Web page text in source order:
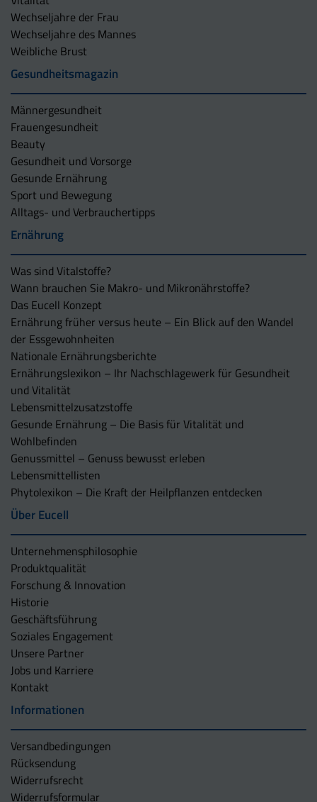
Wechseljahre der Frau
Wechseljahre des Mannes
Weibliche Brust
Gesundheitsmagazin
Männergesundheit
Frauengesundheit
Beauty
Gesundheit und Vorsorge
Gesunde Ernährung
Sport und Bewegung
Alltags- und Verbrauchertipps
Ernährung
Was sind Vitalstoffe?
Wann brauchen Sie Makro- und Mikronährstoffe?
Das Eucell Konzept
Ernährung früher versus heute – Ein Blick auf den Wandel
der Essgewohnheiten
Nationale Ernährungsberichte
Ernährungslexikon – Ihr Nachschlagewerk für Gesundheit
und Vitalität
Lebensmittelzusatzstoffe
Gesunde Ernährung – Die Basis für Vitalität und
Wohlbefinden
Genussmittel – Genuss bewusst erleben
Lebensmittellisten
Phytolexikon – Die Kraft der Heilpflanzen entdecken
Über Eucell
Unternehmens­philosophie
Produktqualität
Forschung & Innovation
Historie
Geschäftsführung
Soziales Engagement
Unsere Partner
Jobs und Karriere
Kontakt
Informationen
Versandbedingungen
Rücksendung
Widerrufsrecht
Widerrufsformular